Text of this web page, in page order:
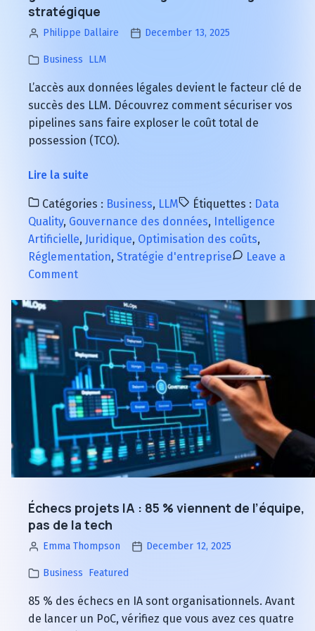
stratégique
Philippe Dallaire December 13, 2025
Business LLM
L’accès aux données légales devient le facteur clé de
succès des LLM. Découvrez comment sécuriser vos
pipelines sans faire exploser le coût total de
possession (TCO).
Lire la suite
de
Intelligence
Artificielle
:
des
données
gratuites
et
nouveau
goulot
d’étranglement
stratégique
Catégories : Business, LLM Étiquettes : Data
Quality, Gouvernance des données, Intelligence
Artificielle, Juridique, Optimisation des coûts,
Réglementation, Stratégie d'entreprise
Leave a
Commenton
Artificielle
:
fin
des
données
gratuites
et
nouveau
goulot
d’étranglement
Échecs projets IA : 85 % viennent de l’équipe,
pas de la tech
Emma Thompson December 12, 2025
Business Featured
85 % des échecs en IA sont organisationnels. Avant
de lancer un PoC, vérifiez que vous avez ces quatre